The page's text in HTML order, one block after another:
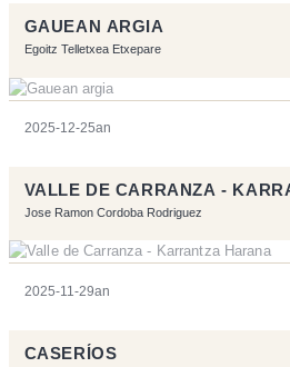
GAUEAN ARGIA
Egoitz Telletxea Etxepare
2025-12-25an
VALLE DE CARRANZA -
Jose Ramon Cordoba Rodriguez
2025-11-29an
CASERÍOS